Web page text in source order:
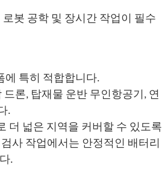
봇 공학 및 장시간 작업이 필수
에 특히 적합합니다.
론, 탑재물 운반 무인항공기, 연
.
더 넓은 지역을 커버할 수 있도록
사 작업에서는 안정적인 배터리
.